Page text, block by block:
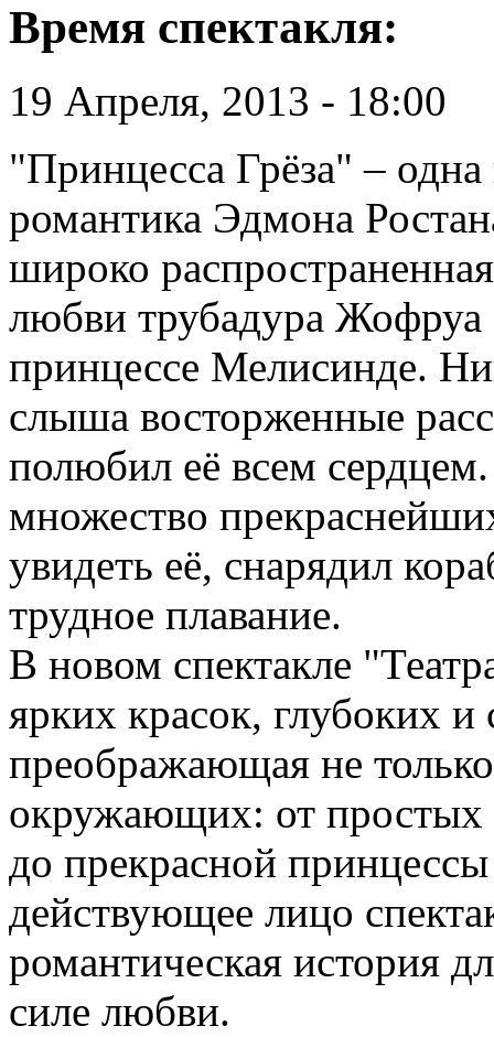
Время спектакля:
19 Апреля, 2013 - 18:00
"Принцесса Грёза" –
романтика Эдмона
широко
любви трубадура Жофруа
принцессе Мелисинде.
слыша восторженные
полюбил её всем
множество
увидеть её, снарядил
трудное плавание.
В новом спектакле
ярких красок, глубоких
преображающая не
окружающих: от простых
до прекрасной
действующее лицо
романтическая история
силе любви.